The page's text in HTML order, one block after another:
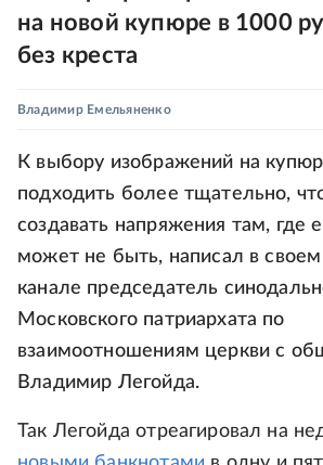
на новой купюре в 1000
без креста
Владимир Емельяненко
К выбору изображений на
подходить более тщательно,
создавать напряжения там, где
может не быть, написал в своем
канале председатель
Московского патриархата по
взаимоотношениям церкви с
Владимир Легойда.
Так Легойда отреагировал на